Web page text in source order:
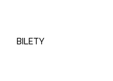
BILETY